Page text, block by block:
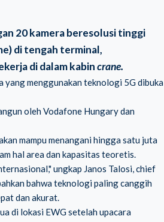
20 kamera beresolusi tinggi
di tengah terminal,
di dalam kabincrane.
menggunakan teknologi 5G dibuka
oleh Vodafone Hungary dan
mampu menangani hingga satu juta
hal area dan kapasitas teoretis.
ungkap Janos Talosi, chief
bahwa teknologi paling canggih
dan akurat.
di lokasi EWG setelah upacara